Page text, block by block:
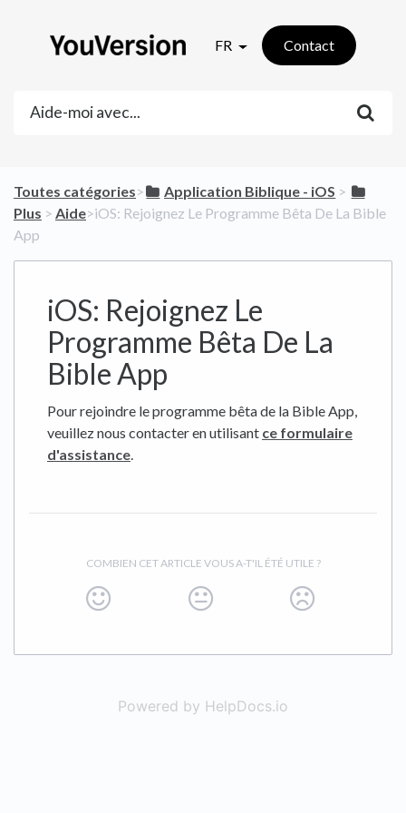
FR Contact
Toutes catégories​>​ ​Application Biblique - iOS ​ > ​
Plus ​ > ​ ​Aide​>​ iOS: Rejoignez Le Programme Bêta De La Bible
App
iOS: Rejoignez Le
Programme Bêta De La
Bible App
Pour rejoindre le programme bêta de la Bible App,
veuillez nous contacter en utilisant ce formulaire
d'assistance.
COMBIEN CET ARTICLE VOUS A-T'IL ÉTÉ UTILE ?
Powered by HelpDocs.io